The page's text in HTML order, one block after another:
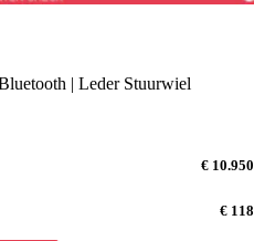
| Leder Stuurwiel
€ 10.950
€ 118